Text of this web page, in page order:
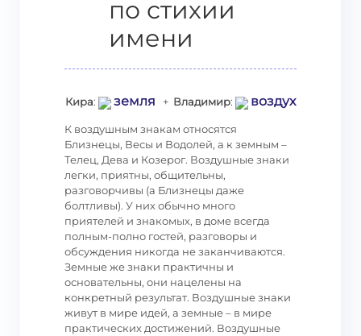
по стихии
имени
Кира: земля + Владимир: воздух
К воздушным знакам относятся
Близнецы, Весы и Водолей, а к земным –
Телец, Дева и Козерог. Воздушные знаки
легки, приятны, общительны,
разговорчивы (а Близнецы даже
болтливы). У них обычно много
приятелей и знакомых, в доме всегда
полным-полно гостей, разговоры и
обсуждения никогда не заканчиваются.
Земные же знаки практичны и
основательны, они нацелены на
конкретный результат. Воздушные знаки
живут в мире идей, а земные – в мире
практических достижений. Воздушные